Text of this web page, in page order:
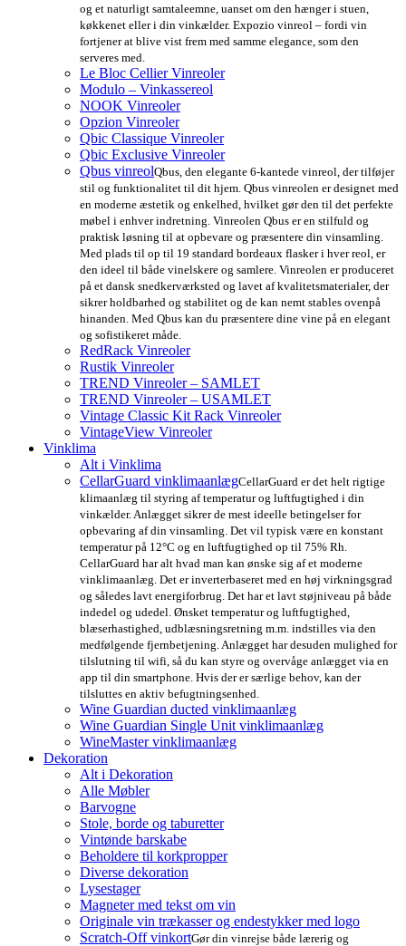
og et naturligt samtaleemne, uanset om den hænger i stuen,
køkkenet eller i din vinkælder. Expozio vinreol – fordi vin
fortjener at blive vist frem med samme elegance, som den
serveres med.
Le Bloc Cellier Vinreoler
Modulo – Vinkassereol
NOOK Vinreoler
Opzion Vinreoler
Qbic Classique Vinreoler
Qbic Exclusive Vinreoler
Qbus vinreolQbus, den elegante 6-kantede vinreol, der tilføjer
stil og funktionalitet til dit hjem. Qbus vinreolen er designet med
en moderne æstetik og enkelhed, hvilket gør den til det perfekte
møbel i enhver indretning. Vinreolen Qbus er en stilfuld og
praktisk løsning til at opbevare og præsentere din vinsamling.
Med plads til op til 19 standard bordeaux flasker i hver reol, er
den ideel til både vinelskere og samlere. Vinreolen er produceret
på et dansk snedkerværksted og lavet af kvalitetsmaterialer, der
sikrer holdbarhed og stabilitet og de kan nemt stables ovenpå
hinanden. Med Qbus kan du præsentere dine vine på en elegant
og sofistikeret måde.
RedRack Vinreoler
Rustik Vinreoler
TREND Vinreoler – SAMLET
TREND Vinreoler – USAMLET
Vintage Classic Kit Rack Vinreoler
VintageView Vinreoler
Vinklima
Alt i Vinklima
CellarGuard vinklimaanlægCellarGuard er det helt rigtige
klimaanlæg til styring af temperatur og luftfugtighed i din
vinkælder. Anlægget sikrer de mest ideelle betingelser for
opbevaring af din vinsamling. Det vil typisk være en konstant
temperatur på 12°C og en luftfugtighed op til 75% Rh.
CellarGuard har alt hvad man kan ønske sig af et moderne
vinklimaanlæg. Det er inverterbaseret med en høj virkningsgrad
og således lavt energiforbrug. Det har et lavt støjniveau på både
indedel og udedel. Ønsket temperatur og luftfugtighed,
blæserhastighed, udblæsningsretning m.m. indstilles via den
medfølgende fjernbetjening. Anlægget har desuden mulighed for
tilslutning til wifi, så du kan styre og overvåge anlægget via en
app til din smartphone. Hvis der er særlige behov, kan der
tilsluttes en aktiv befugtningsenhed.
Wine Guardian ducted vinklimaanlæg
Wine Guardian Single Unit vinklimaanlæg
WineMaster vinklimaanlæg
Dekoration
Alt i Dekoration
Alle Møbler
Barvogne
Stole, borde og taburetter
Vintønde barskabe
Beholdere til korkpropper
Diverse dekoration
Lysestager
Magneter med tekst om vin
Originale vin trækasser og endestykker med logo
Scratch-Off vinkortGør din vinrejse både lærerig og